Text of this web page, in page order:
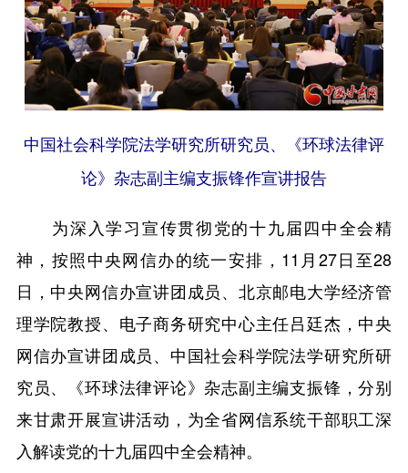
中国社会科学院法学研究所研究员、《环球法律评
论》杂志副主编支振锋作宣讲报告
为深入学习宣传贯彻党的十九届四中全会精
神，按照中央网信办的统一安排，11月27日至28
日，中央网信办宣讲团成员、北京邮电大学经济管
理学院教授、电子商务研究中心主任吕廷杰，中央
网信办宣讲团成员、中国社会科学院法学研究所研
究员、《环球法律评论》杂志副主编支振锋，分别
来甘肃开展宣讲活动，为全省网信系统干部职工深
入解读党的十九届四中全会精神。